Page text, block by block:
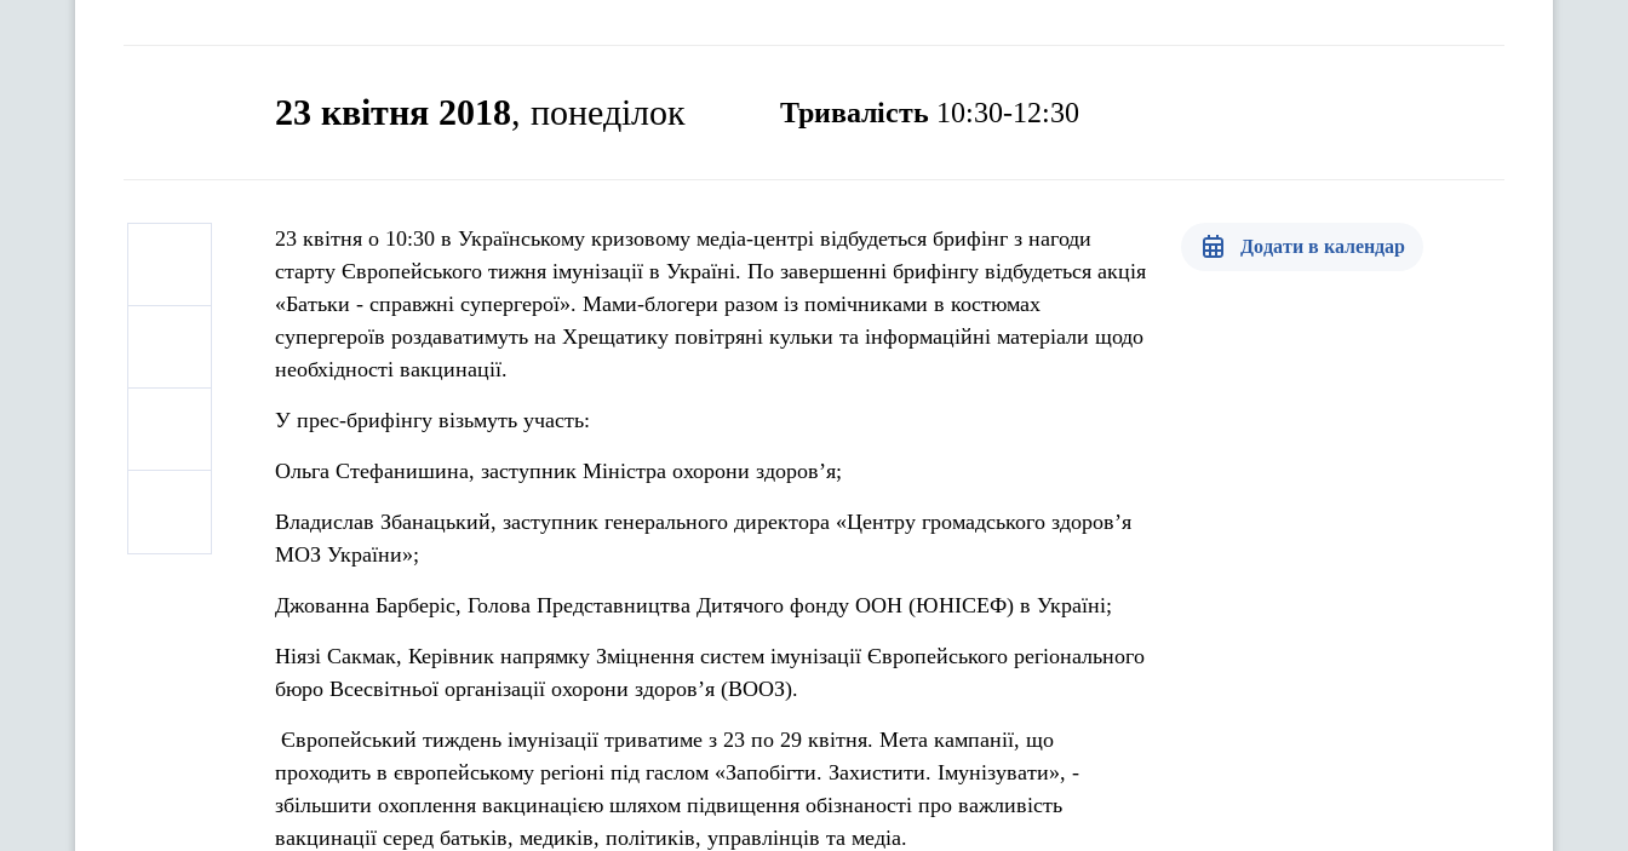
23 квітня 2018, понеділок Тривалість 10:30-12:30
23 квітня о 10:30 в Українському кризовому медіа-центрі відбудеться брифінг з нагоди
старту Європейського тижня імунізації в Україні. По завершенні брифінгу відбудеться акція
«Батьки - справжні супергерої». Мами-блогери разом із помічниками в костюмах
супергероїв роздаватимуть на Хрещатику повітряні кульки та інформаційні матеріали щодо
необхідності вакцинації.
У прес-брифінгу візьмуть участь:
Ольга Стефанишина, заступник Міністра охорони здоров’я;
Владислав Збанацький, заступник генерального директора «Центру громадського здоров’я
МОЗ України»;
Джованна Барберіс, Голова Представництва Дитячого фонду ООН (ЮНІСЕФ) в Україні;
Ніязі Сакмак, Керівник напрямку Зміцнення систем імунізації Європейського регіонального
бюро Всесвітньої організації охорони здоров’я (ВООЗ).
Європейський тиждень імунізації триватиме з 23 по 29 квітня. Мета кампанії, що
проходить в європейському регіоні під гаслом «Запобігти. Захистити. Імунізувати», -
збільшити охоплення вакцинацією шляхом підвищення обізнаності про важливість
вакцинації серед батьків, медиків, політиків, управлінців та медіа.
Додати в календар